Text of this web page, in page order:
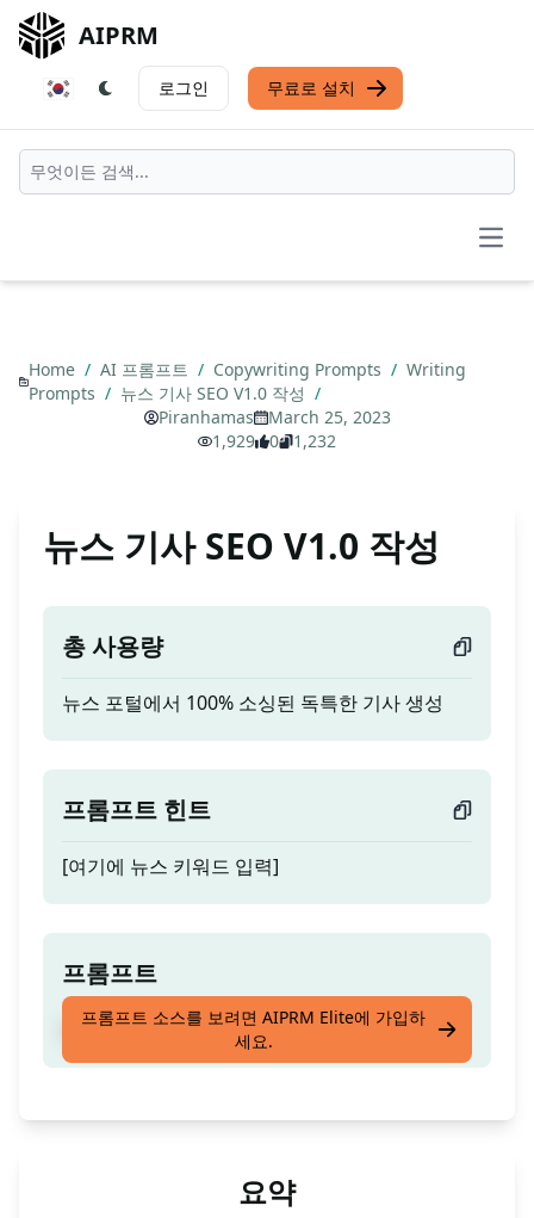
AIPRM
로그인 무료로 설치
Home / AI 프롬프트 / Copywriting Prompts / Writing
Prompts / 뉴스 기사 SEO V1.0 작성 /
Piranhamas
March 25, 2023
1,929
0 1,232
뉴스 기사 SEO V1.0 작성
총 사용량
뉴스 포털에서 100% 소싱된 독특한 기사 생성
프롬프트 힌트
[여기에 뉴스 키워드 입력]
프롬프트
뉴스 포털에서 100% 소싱된 독특한 기사 생성
프롬프트 소스를 보려면 AIPRM Elite에 가입하
세요.
요약